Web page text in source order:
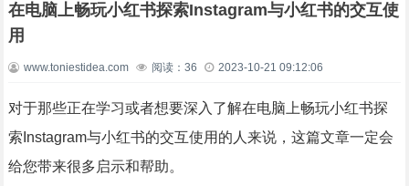
在电脑上畅玩小红书探索Instagram与小红书的交互使
用
www.toniestidea.com 阅读： 36 2023-10-21 09:12:06
对于那些正在学习或者想要深入了解在电脑上畅玩小红书探
索Instagram与小红书的交互使用的人来说，这篇文章一定会
给您带来很多启示和帮助。